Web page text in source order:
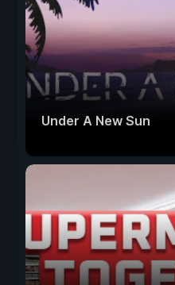
Under A New Sun